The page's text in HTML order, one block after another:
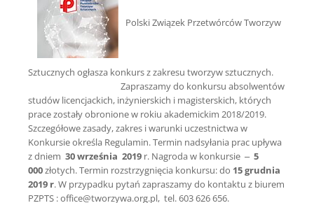
Polski Związek Przetwórców Tworzyw
Sztucznych ogłasza konkurs z zakresu tworzyw sztucznych.
Zapraszamy do konkursu absolwentów
studów licencjackich, inżynierskich i magisterskich, których
prace zostały obronione w rokiu akademickim 2018/2019.
Szczegółowe zasady, zakres i warunki uczestnictwa w
Konkursie określa Regulamin. Termin nadsyłania prac upływa
z dniem 30 września 2019 r. Nagroda w konkursie – 5
000złotych. Termin rozstrzygnięcia konkursu: do 15 grudnia
2019 r. W przypadku pytań zapraszamy do kontaktu z biurem
PZPTS : office@tworzywa.org.pl, tel. 603 626 656.